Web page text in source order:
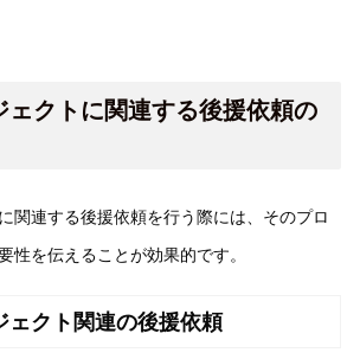
ェクトに関連する後援依頼の
関連する後援依頼を行う際には、そのプロ
性を伝えることが効果的です。
ェクト関連の後援依頼